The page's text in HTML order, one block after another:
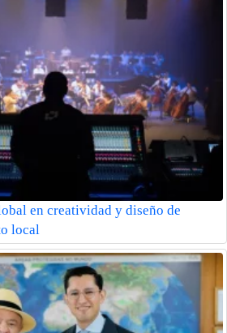
en creatividad y diseño de
local